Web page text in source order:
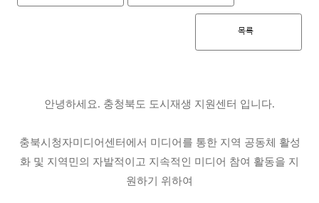
목록
안녕하세요. 충청북도 도시재생 지원센터 입니다.
충북시청자미디어센터에서 미디어를 통한 지역 공동체 활성
화 및 지역민의 자발적이고 지속적인 미디어 참여 활동을 지
원하기 위하여